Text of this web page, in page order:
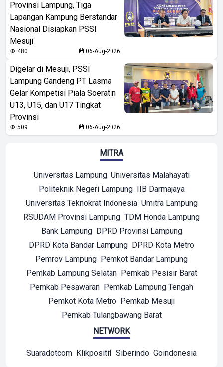
Provinsi Lampung, Tiga
Lapangan Kampung Berstandar
Nasional Disiapkan PSSI
Mesuji
480 06-Aug-2026
Digelar di Mesuji, PSSI
Lampung Gandeng PT Lasma
Gelar Kompetisi Piala Soeratin
U13, U15, dan U17 Tingkat
Provinsi
509 06-Aug-2026
MITRA
Universitas Lampung Universitas Malahayati
Politeknik Negeri Lampung IIB Darmajaya
Universitas Teknokrat Indonesia Umitra Lampung
RSUDAM Provinsi Lampung TDM Honda Lampung
Bank Lampung DPRD Provinsi Lampung
DPRD Kota Bandar Lampung DPRD Kota Metro
Pemrov Lampung Pemkot Bandar Lampung
Pemkab Lampung Selatan Pemkab Pesisir Barat
Pemkab Pesawaran Pemkab Lampung Tengah
Pemkot Kota Metro Pemkab Mesuji
Pemkab Tulangbawang Barat
NETWORK
Suaradotcom Klikpositif Siberindo Goindonesia